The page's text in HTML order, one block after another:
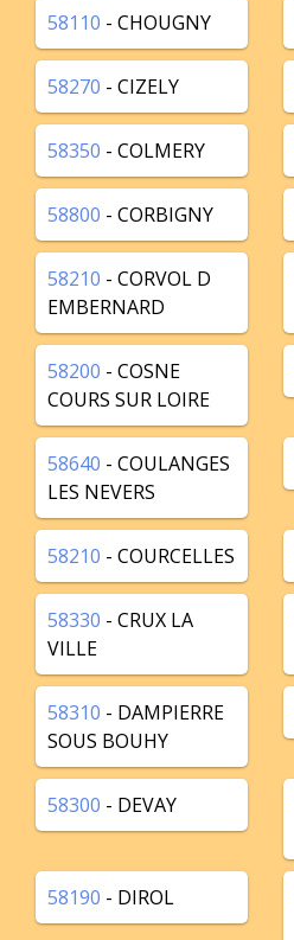
58110 - CHOUGNY
58270 - CIZELY
58350 - COLMERY
58800 - CORBIGNY
58210 - CORVOL D
EMBERNARD
58200 - COSNE
COURS SUR LOIRE
58640 - COULANGES
LES NEVERS
58210 - COURCELLES
58330 - CRUX LA
VILLE
58310 - DAMPIERRE
SOUS BOUHY
58300 - DEVAY
58190 - DIROL